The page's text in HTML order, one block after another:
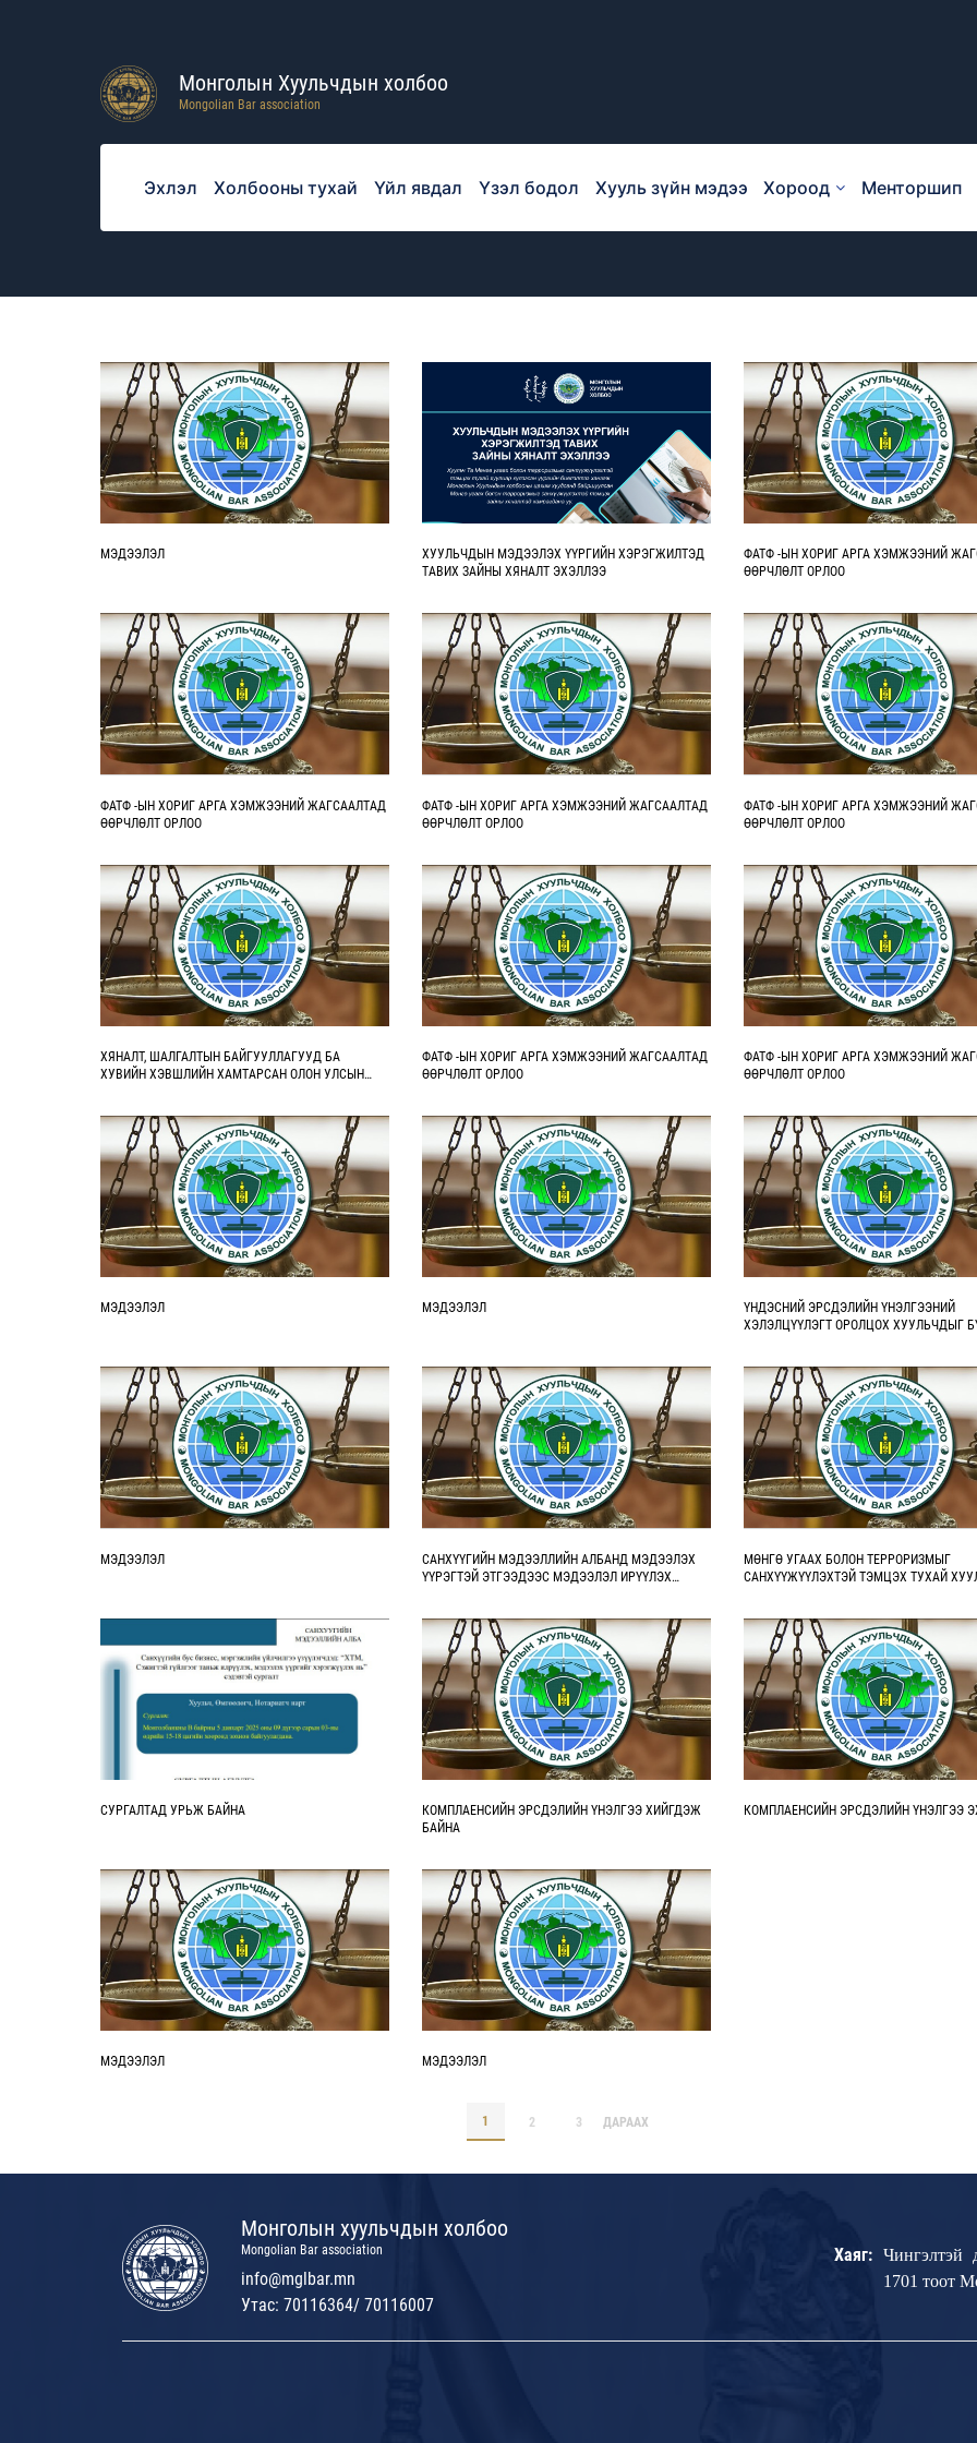
Монголын Хуульчдын холбоо
Mongolian Bar association
Эхлэл Холбооны тухай Үйл явдал Үзэл бодол Хууль зүйн мэдээ Хороод Менторшип
МЭДЭЭЛЭЛ
ХУУЛЬЧДЫН МЭДЭЭЛЭХ ҮҮРГИЙН ХЭРЭГЖИЛТЭД
ТАВИХ ЗАЙНЫ ХЯНАЛТ ЭХЭЛЛЭЭ
ФАТФ -ЫН ХОРИГ АРГА ХЭМЖЭЭНИЙ
ӨӨРЧЛӨЛТ ОРЛОО
ФАТФ -ЫН ХОРИГ АРГА ХЭМЖЭЭНИЙ ЖАГСААЛТАД
ӨӨРЧЛӨЛТ ОРЛОО
ФАТФ -ЫН ХОРИГ АРГА ХЭМЖЭЭНИЙ ЖАГСААЛТАД
ӨӨРЧЛӨЛТ ОРЛОО
ФАТФ -ЫН ХОРИГ АРГА ХЭМЖЭЭНИЙ
ӨӨРЧЛӨЛТ ОРЛОО
ХЯНАЛТ, ШАЛГАЛТЫН БАЙГУУЛЛАГУУД БА
ХУВИЙН ХЭВШЛИЙН ХАМТАРСАН ОЛОН УЛСЫН
ФАТФ -ЫН ХОРИГ АРГА ХЭМЖЭЭНИЙ ЖАГСААЛТАД
ӨӨРЧЛӨЛТ ОРЛОО
ФАТФ -ЫН ХОРИГ АРГА ХЭМЖЭЭНИЙ
ӨӨРЧЛӨЛТ ОРЛОО
МЭДЭЭЛЭЛ МЭДЭЭЛЭЛ
ҮНДЭСНИЙ ЭРСДЭЛИЙН ҮНЭЛГЭЭНИЙ
ХЭЛЭЛЦҮҮЛЭГТ ОРОЛЦОХ ХУУЛЬЧДЫГ
МЭДЭЭЛЭЛ
САНХҮҮГИЙН МЭДЭЭЛЛИЙН АЛБАНД МЭДЭЭЛЭХ
ҮҮРЭГТЭЙ ЭТГЭЭДЭЭС МЭДЭЭЛЭЛ ИРҮҮЛЭХ
МӨНГӨ УГААХ БОЛОН ТЕРРОРИЗМЫГ
САНХҮҮЖҮҮЛЭХТЭЙ ТЭМЦЭХ ТУХАЙ
СУРГАЛТАД УРЬЖ БАЙНА
КОМПЛАЕНСИЙН ЭРСДЭЛИЙН ҮНЭЛГЭЭ ХИЙГДЭЖ
БАЙНА
КОМПЛАЕНСИЙН ЭРСДЭЛИЙН ҮНЭЛГЭЭ
МЭДЭЭЛЭЛ МЭДЭЭЛЭЛ
1 2 3 ДАРААХ
Монголын хуульчдын холбоо
Mongolian Bar association
info@mglbar.mn
Утас: 70116364/ 70116007
Хаяг:
Чингэлтэй
1701 тоот